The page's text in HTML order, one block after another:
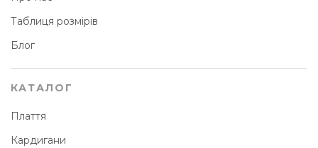
Таблиця розмірів
Блог
КАТАЛОГ
Плаття
Кардигани